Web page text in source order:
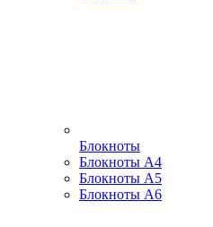
Блокноты
Блокноты А4
Блокноты А5
Блокноты А6